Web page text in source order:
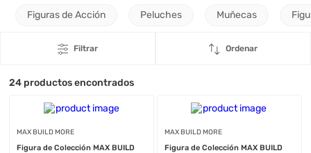
Figuras de Acción Peluches Muñecas
Filtrar Ordenar
24 productos encontrados
MAX BUILD MORE
Figura de Colección MAX BUILD
MAX BUILD MORE
Figura de Colección MAX BUILD